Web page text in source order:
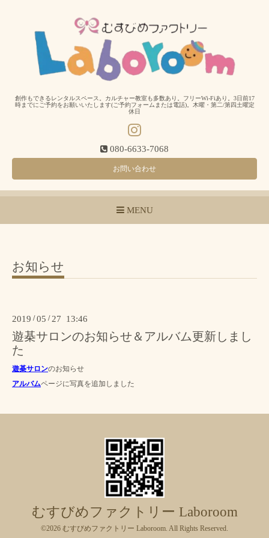
創作もできるレンタルスペース。カルチャー教室も多数あり。フリーWi-Fiあり。3日前17
時までにご予約をお願いいたします(ご予約フォームまたは電話)。木曜・第二/第四土曜定
休日
080-6633-7068
お問い合わせ
MENU
お知らせ
2019 /05 / 27 13:46
遊棊サロンのお知らせ＆アルバム更新しまし
た
遊棊サロンのお知らせ
アルバムページに写真を追加しました
むすびめファクトリー Laboroom
©2026 むすびめファクトリー Laboroom . All Rights Reserved.